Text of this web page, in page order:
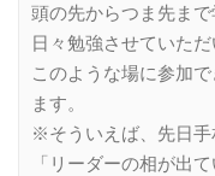
頭の先からつま先まで
日々勉強させていただ
このような場に参加
ます。
※そういえば、先日手
「リーダーの相が出